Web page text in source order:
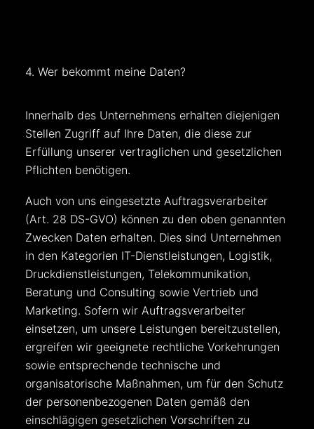
4. Wer bekommt meine Daten?
Innerhalb des Unternehmens erhalten diejenigen
Stellen Zugriff auf Ihre Daten, die diese zur
Erfüllung unserer vertraglichen und gesetzlichen
Pflichten benötigen.
Auch von uns eingesetzte Auftragsverarbeiter
(Art. 28 DS-GVO) können zu den oben genannten
Zwecken Daten erhalten. Dies sind Unternehmen
in den Kategorien IT-Dienstleistungen, Logistik,
Druckdienstleistungen, Telekommunikation,
Beratung und Consulting sowie Vertrieb und
Marketing. Sofern wir Auftragsverarbeiter
einsetzen, um unsere Leistungen bereitzustellen,
ergreifen wir geeignete rechtliche Vorkehrungen
sowie entsprechende technische und
organisatorische Maßnahmen, um für den Schutz
der personenbezogenen Daten gemäß den
einschlägigen gesetzlichen Vorschriften zu